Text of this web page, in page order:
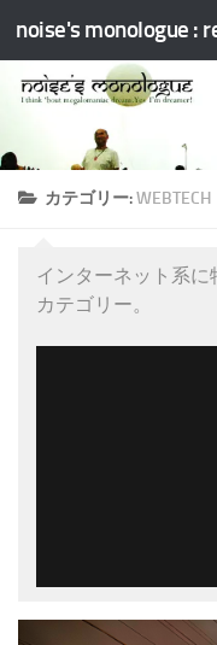
コンテンツへスキッ
noise's monologue :
カテゴリー:WEBTECH
インターネット系
カテゴリー。